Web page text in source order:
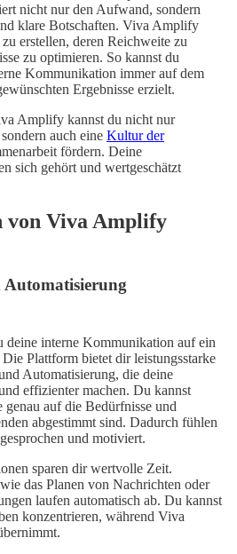
nicht nur den Aufwand, sondern
klare Botschaften. Viva Amplify
erstellen, deren Reichweite zu
zu optimieren. So kannst du
Kommunikation immer auf dem
Ergebnisse erzielt.
Amplify kannst du nicht nur
auch eine Kultur der
fördern. Deine
sich gehört und wertgeschätzt
von Viva Amplify
Automatisierung
deine interne Kommunikation auf ein
Plattform bietet dir leistungsstarke
Automatisierung, die deine
effizienter machen. Du kannst
genau auf die Bedürfnisse und
abgestimmt sind. Dadurch fühlen
und motiviert.
sparen dir wertvolle Zeit.
das Planen von Nachrichten oder
laufen automatisch ab. Du kannst
konzentrieren, während Viva